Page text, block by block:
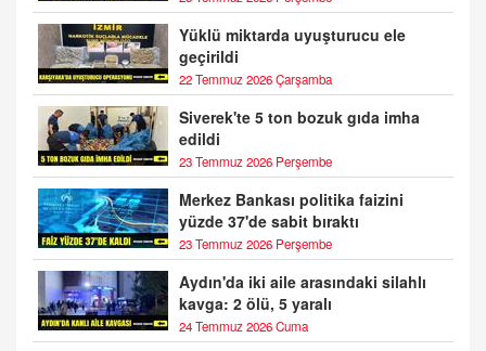
Yüklü miktarda uyuşturucu ele
geçirildi
22 Temmuz 2026 Çarşamba
Siverek'te 5 ton bozuk gıda imha
edildi
23 Temmuz 2026 Perşembe
Merkez Bankası politika faizini
yüzde 37'de sabit bıraktı
23 Temmuz 2026 Perşembe
Aydın'da iki aile arasındaki silahlı
kavga: 2 ölü, 5 yaralı
24 Temmuz 2026 Cuma